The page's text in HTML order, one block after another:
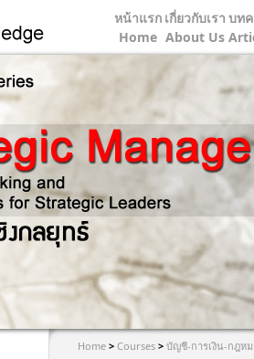
หน้าแรก
Home
เกี่ยวกับเรา
About Us
บท
Home > Courses > บัญชี-การเงิน-กฎห